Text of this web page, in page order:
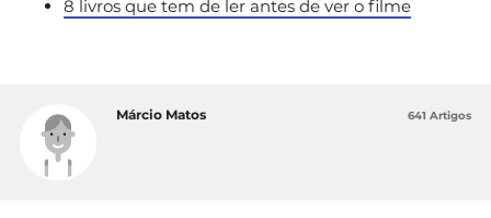
8 livros que tem de ler antes de ver o filme
Márcio Matos 641 Artigos